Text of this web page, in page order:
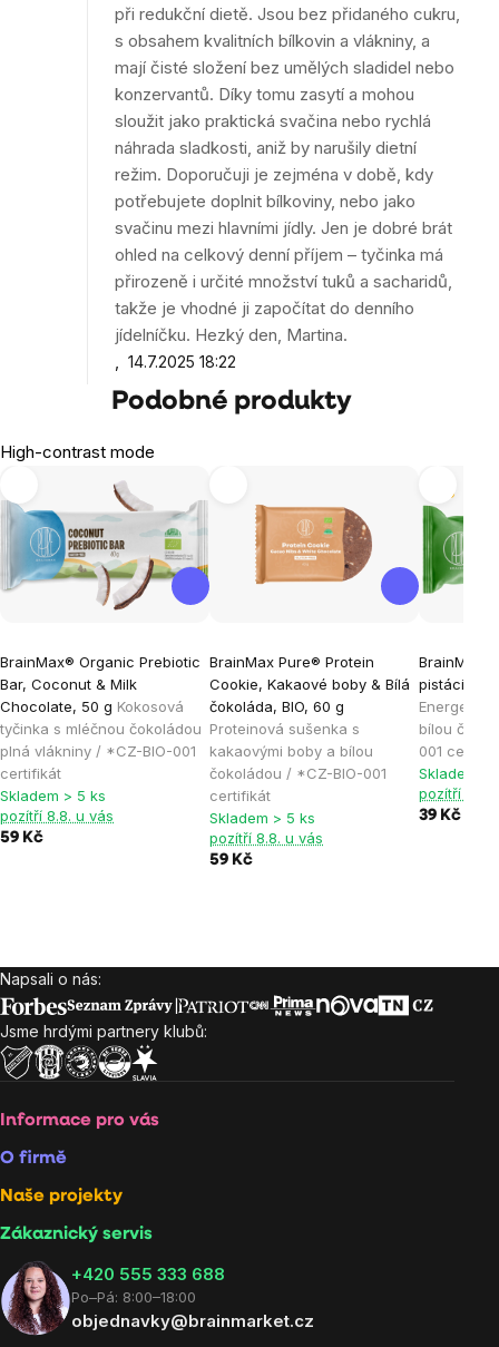
14.7.2025 18:22
při redukční dietě. Jsou bez přidaného cukru,
s obsahem kvalitních bílkovin a vlákniny, a
mají čisté složení bez umělých sladidel nebo
konzervantů. Díky tomu zasytí a mohou
sloužit jako praktická svačina nebo rychlá
náhrada sladkosti, aniž by narušily dietní
režim. Doporučuji je zejména v době, kdy
potřebujete doplnit bílkoviny, nebo jako
svačinu mezi hlavními jídly. Jen je dobré brát
ohled na celkový denní příjem – tyčinka má
přirozeně i určité množství tuků a sacharidů,
takže je vhodné ji započítat do denního
jídelníčku. Hezký den, Martina.
Podobné produkty
High-contrast mode
BrainMax® Organic Prebiotic
Bar, Coconut & Milk
Chocolate, 50 g Kokosová
tyčinka s mléčnou čokoládou
plná vlákniny / *CZ-BIO-001
certifikát
Skladem > 5 ks
pozítří 8.8. u vás
59 Kč
BrainMax Pure® Protein
Cookie, Kakaové boby & Bílá
čokoláda, BIO, 60 g
Proteinová sušenka s
kakaovými boby a bílou
čokoládou / *CZ-BIO-001
certifikát
Skladem > 5 ks
pozítří 8.8. u vás
59 Kč
BrainMax
pistácie a
bílou
001
Skladem >
pozítří 8.8.
39 Kč
Zápatí
Napsali o nás:
Jsme hrdými partnery klubů:
Informace pro vás
O firmě
Naše projekty
Zákaznický servis
‭+420 555 333 688
Po–Pá: 8:00–18:00
objednavky@brainmarket.cz